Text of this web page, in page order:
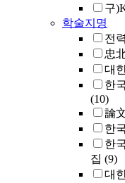
구
학술지명
전
忠
대
한
(10)
論
한
한
집 (9)
대